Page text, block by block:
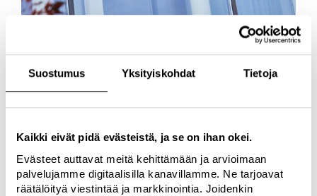
Suostumus Yksityiskohdat Tietoja
Kaikki eivät pidä evästeistä, ja se on ihan okei.
Evästeet auttavat meitä kehittämään ja arvioimaan
palvelujamme digitaalisilla kanavillamme. Ne tarjoavat
räätälöityä viestintää ja markkinointia. Joidenkin